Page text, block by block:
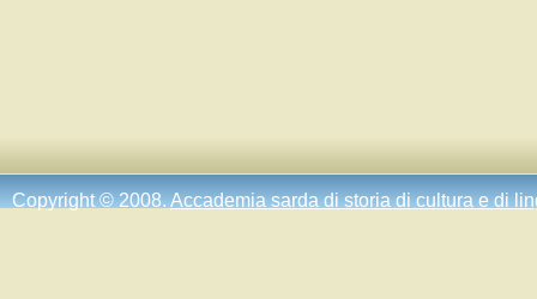
Copyright © 2008.Accademia sarda di storia di cultura e di